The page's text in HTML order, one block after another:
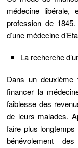
médecine
profession de 1845.
d’une médecine
La recherche
Dans un
financer la
faiblesse des
de leurs malades.
faire plus
bénévolement